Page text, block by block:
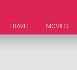
TRAVEL MOVIES